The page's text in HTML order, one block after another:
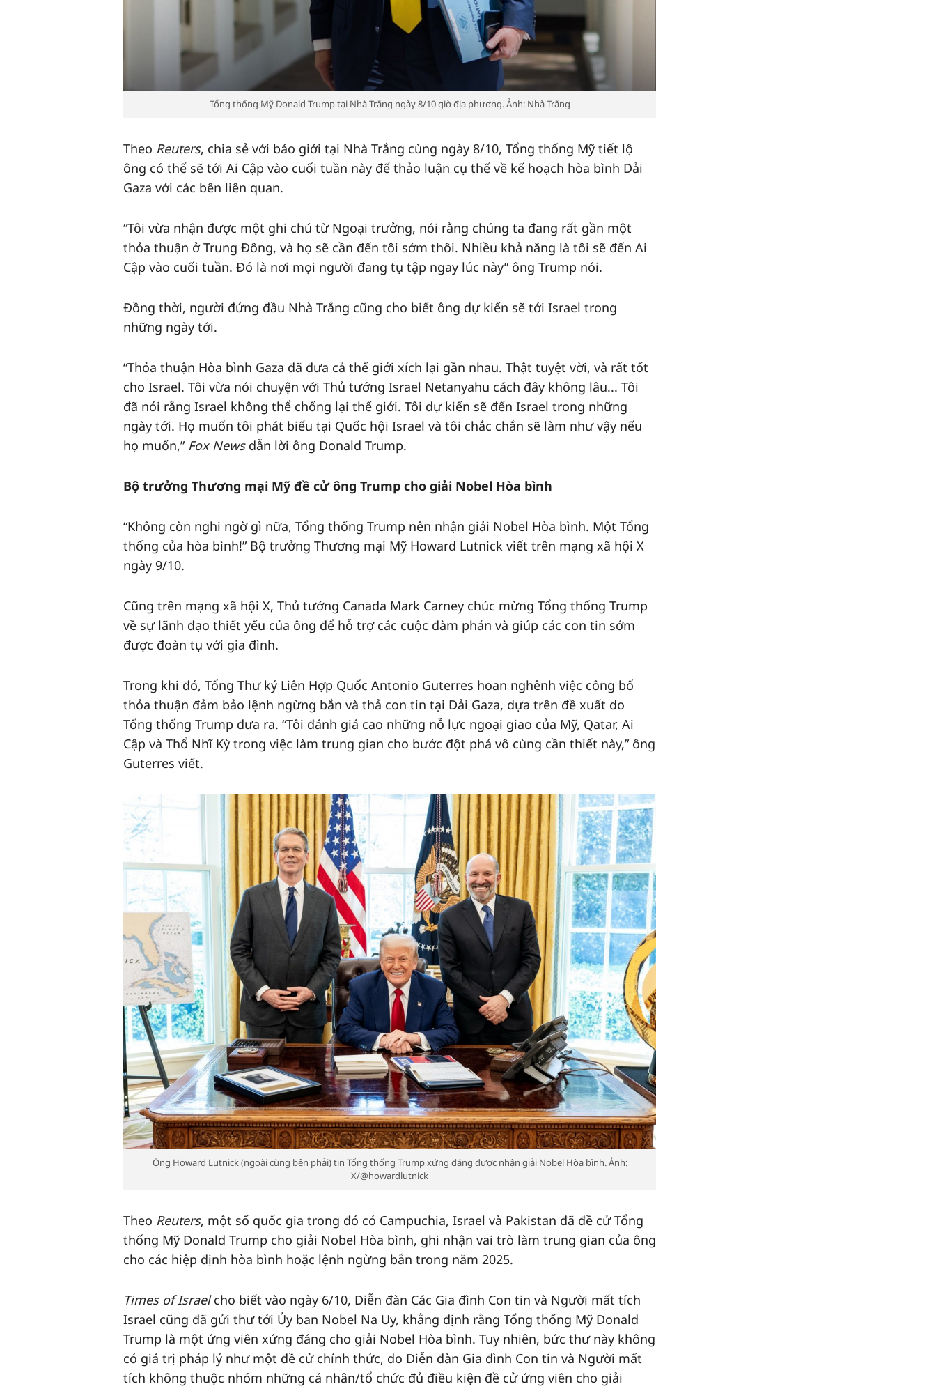
Tổng thống Mỹ Donald Trump tại Nhà Trắng ngày 8/10 giờ địa phương. Ảnh: Nhà Trắng
Theo Reuters, chia sẻ với báo giới tại Nhà Trắng cùng ngày 8/10, Tổng thống Mỹ tiết lộ
ông có thể sẽ tới Ai Cập vào cuối tuần này để thảo luận cụ thể về kế hoạch hòa bình Dải
Gaza với các bên liên quan.
“Tôi vừa nhận được một ghi chú từ Ngoại trưởng, nói rằng chúng ta đang rất gần một
thỏa thuận ở Trung Đông, và họ sẽ cần đến tôi sớm thôi. Nhiều khả năng là tôi sẽ đến Ai
Cập vào cuối tuần. Đó là nơi mọi người đang tụ tập ngay lúc này” ông Trump nói.
Đồng thời, người đứng đầu Nhà Trắng cũng cho biết ông dự kiến sẽ tới Israel trong
những ngày tới.
“Thỏa thuận Hòa bình Gaza đã đưa cả thế giới xích lại gần nhau. Thật tuyệt vời, và rất tốt
cho Israel. Tôi vừa nói chuyện với Thủ tướng Israel Netanyahu cách đây không lâu... Tôi
đã nói rằng Israel không thể chống lại thế giới. Tôi dự kiến ​​sẽ đến Israel trong những
ngày tới. Họ muốn tôi phát biểu tại Quốc hội Israel và tôi chắc chắn sẽ làm như vậy nếu
họ muốn,” Fox Newsdẫn lời ông Donald Trump.
Bộ trưởng Thương mại Mỹ đề cử ông Trump cho giải Nobel Hòa bình
“Không còn nghi ngờ gì nữa, Tổng thống Trump nên nhận giải Nobel Hòa bình. Một Tổng
thống của hòa bình!” Bộ trưởng Thương mại Mỹ Howard Lutnick viết trên mạng xã hội X
ngày 9/10.
Cũng trên mạng xã hội X, Thủ tướng Canada Mark Carney chúc mừng Tổng thống Trump
về sự lãnh đạo thiết yếu của ông để hỗ trợ các cuộc đàm phán và giúp các con tin sớm
được đoàn tụ với gia đình.
Trong khi đó, Tổng Thư ký Liên Hợp Quốc Antonio Guterres hoan nghênh việc công bố
thỏa thuận đảm bảo lệnh ngừng bắn và thả con tin tại Dải Gaza, dựa trên đề xuất do
Tổng thống Trump đưa ra. “Tôi đánh giá cao những nỗ lực ngoại giao của Mỹ, Qatar, Ai
Cập và Thổ Nhĩ Kỳ trong việc làm trung gian cho bước đột phá vô cùng cần thiết này,” ông
Guterres viết.
Ông Howard Lutnick (ngoài cùng bên phải) tin Tổng thống Trump xứng đáng được nhận giải Nobel Hòa bình. Ảnh:
X/@howardlutnick
Theo Reuters, một số quốc gia trong đó có Campuchia, Israel và Pakistan đã đề cử Tổng
thống Mỹ Donald Trump cho giải Nobel Hòa bình, ghi nhận vai trò làm trung gian của ông
cho các hiệp định hòa bình hoặc lệnh ngừng bắn trong năm 2025.
Times of Israelcho biết vào ngày 6/10, Diễn đàn Các Gia đình Con tin và Người mất tích
Israel cũng đã gửi thư tới Ủy ban Nobel Na Uy, khẳng định rằng Tổng thống Mỹ Donald
Trump là một ứng viên xứng đáng cho giải Nobel Hòa bình. Tuy nhiên, bức thư này không
có giá trị pháp lý như một đề cử chính thức, do Diễn đàn Gia đình Con tin và Người mất
tích không thuộc nhóm những cá nhân/tổ chức đủ điều kiện đề cử ứng viên cho giải